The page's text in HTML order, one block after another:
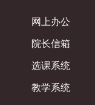
网上办公
院长信箱
选课系统
教学系统